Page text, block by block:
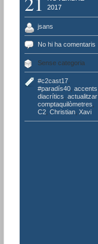
2017
jsans
No hi ha comentaris
Sense categoria
#c2cast17,
#paradís40, accents
diacrítics actualitzar
comptaquilòmetres
C2, Christian, Xavi